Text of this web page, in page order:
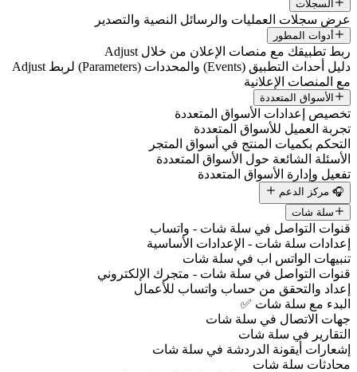
السجلات
عرض سجلات العمليات والرسائل النصية والتصدير
أدوات المطور
ربط تطبيقك مع منصات الإعلان من خلال Adjust
دليل أحداث التطبيق (Events) والمحددات (Parameters) لربط Adjust
مع المنصات الإعلانية
الأسواق المتعددة
تخصيص إعدادات الأسواق المتعددة
تجربة العميل للأسواق المتعددة
التحكم بكميات المنتج في أسواق المتجر
الأسئلة الشائعة حول الأسواق المتعددة
تفعيل وإدارة الأسواق المتعددة
🎧 مركز الدعم
سلة شات
قنوات التواصل في سلة شات - واتساب
إعدادات سلة شات - الإعدادات الأساسية
تنبيهات الواتس اب في سلة شات
قنوات التواصل في سلة شات - متجرك الإلكتروني
إعداد والتحقق من حساب واتساب للأعمال
البدء مع سلة شات ✅
جهات الاتصال في سلة شات
التقارير في سلة شات
إشعارات أيقونة الدردشة في سلة شات
محادثات سلة شات